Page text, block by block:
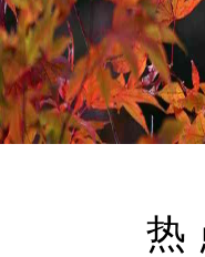
热